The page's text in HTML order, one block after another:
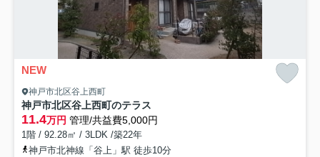
NEW
神戸市北区谷上西町
神戸市北区谷上西町のテラス
11.4万円 管理/共益費5,000円
1階 / 92.28㎡ / 3LDK /築22年
神戸市北神線「谷上」駅 徒歩10分